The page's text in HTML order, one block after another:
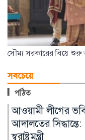
সৌম্য সরকারের বিয়ে
সবচেয়ে
পঠিত
কুষ্টিয়ায় ক্যান্সার
সচেতনতামূলক